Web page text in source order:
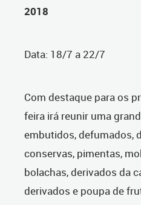
2018
Data: 18/7 a 22/7
Com destaque para os
feira irá reunir uma
embutidos, defumados,
conservas, pimentas,
bolachas, derivados da
derivados e poupa de